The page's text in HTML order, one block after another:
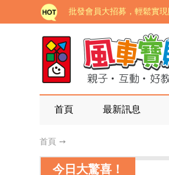
批發會員大招募，輕鬆實
如需更改或重開發票 需在
老師您好!!幼教會員火熱招
海外購物免煩惱！點我查看
家長樂了!「風車書版集團
首頁 最新訊息
首頁 ➙
今日大驚喜！